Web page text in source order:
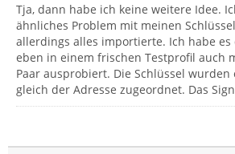
Tja, dann habe ich keine weitere Idee.
ähnliches Problem mit meinen
allerdings alles importierte. Ich habe es
eben in einem frischen Testprofil auch
Paar ausprobiert. Die Schlüssel
gleich der Adresse zugeordnet. Das